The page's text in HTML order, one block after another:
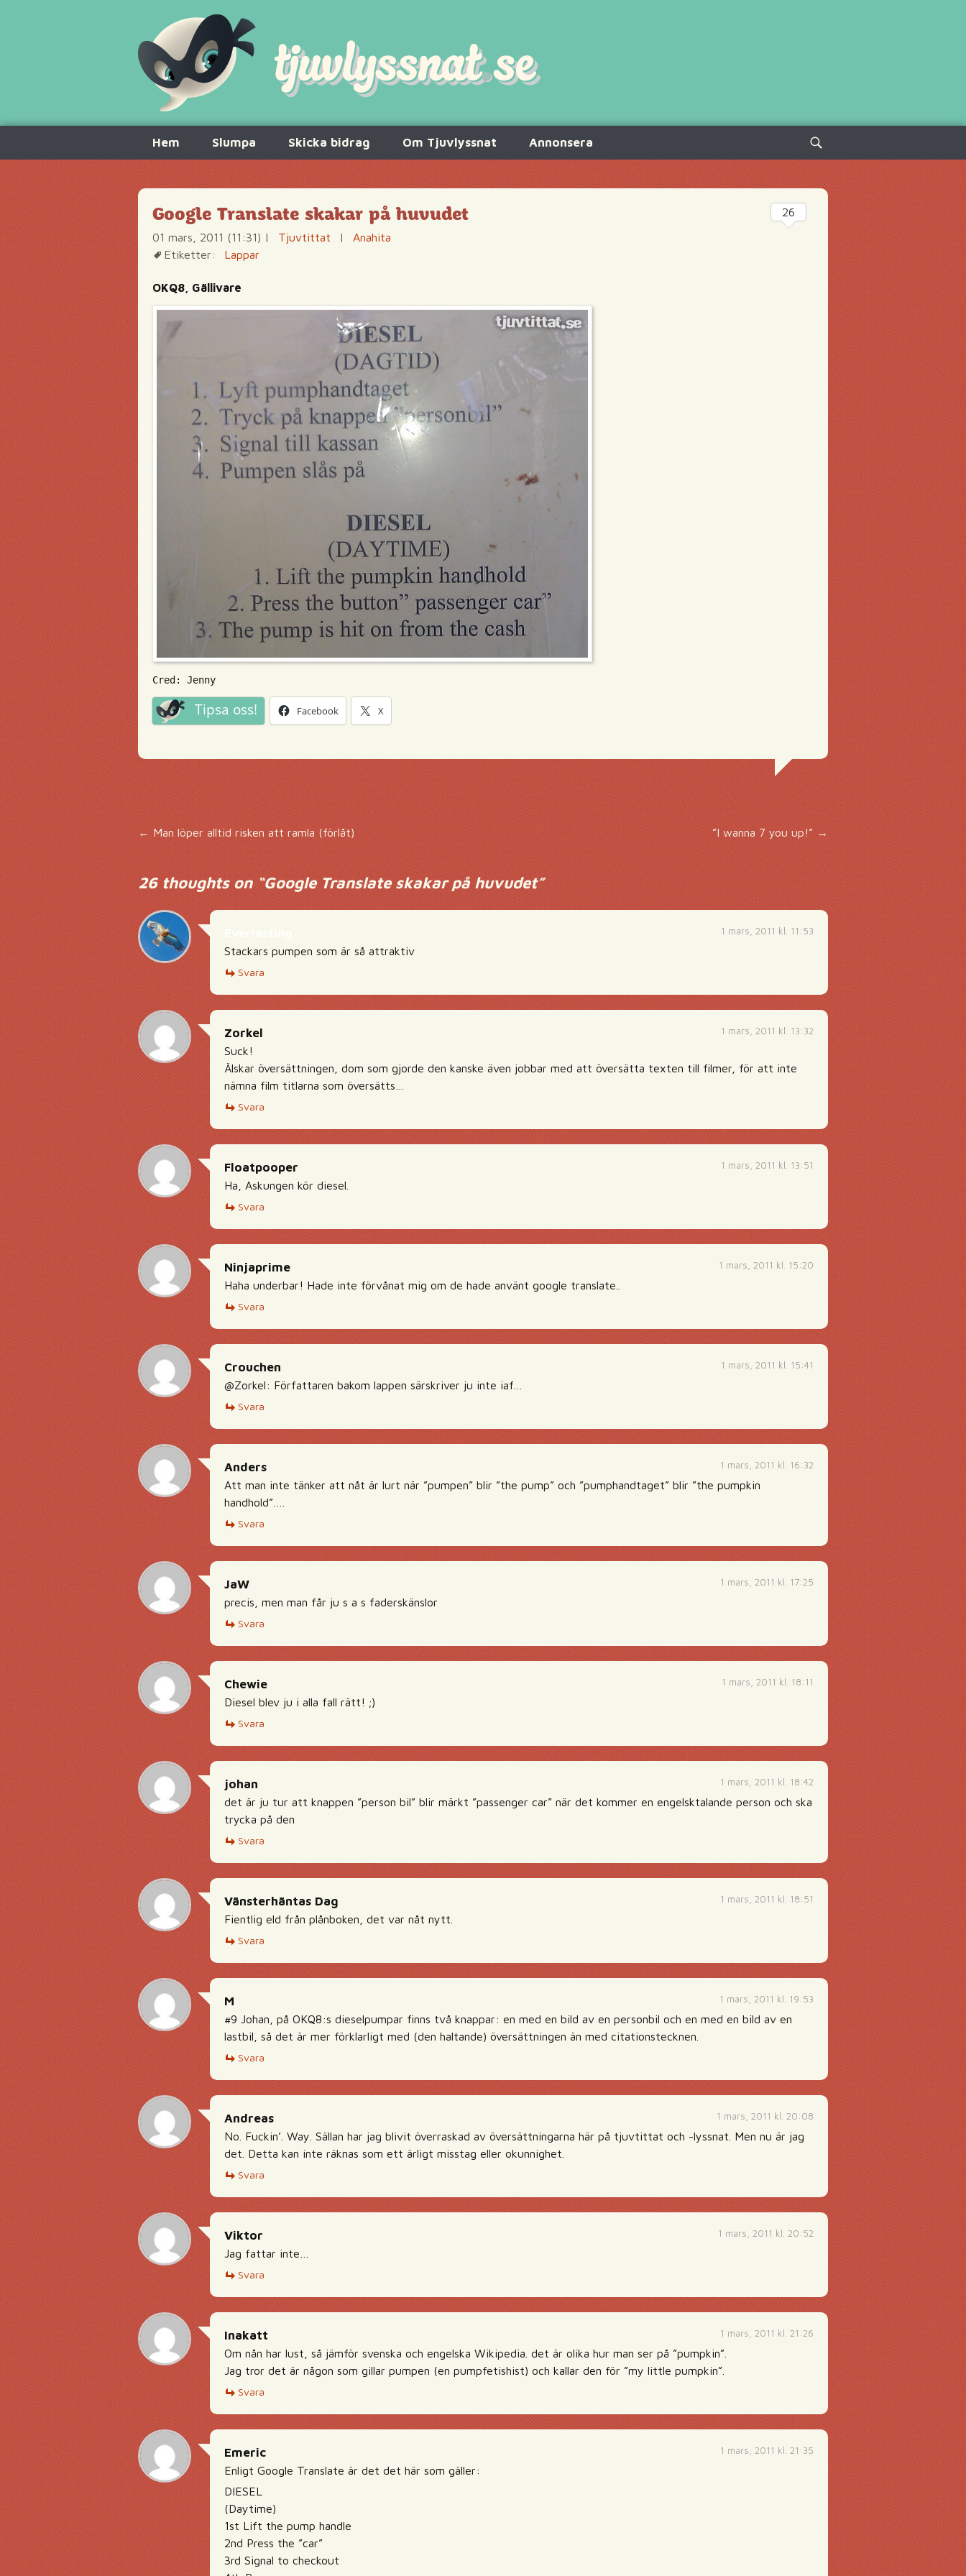
innehåll
Hem Slumpa Skicka bidrag Om Tjuvlyssnat Annonsera
Sök
efter:
Google Translate skakar på huvudet
01 mars, 2011 (11:31) | Tjuvtittat |
Anahita
Etiketter:
Lappar
OKQ8, Gällivare
Cred: Jenny
Tipsa oss! Facebook X
26
Inläggsnavigering
←Man löper alltid risken att ramla (förlåt) ”I wanna 7 you up!” →
26 thoughts on “Google Translate skakar på huvudet”
1 mars, 2011 kl. 11:53
Stackars pumpen som är så attraktiv
Svara
1 mars, 2011 kl. 13:32
Zorkel
Suck!
Älskar översättningen, dom som gjorde den kanske även jobbar med att översätta texten till filmer, för att inte
nämna film titlarna som översätts…
Svara
1 mars, 2011 kl. 13:51
Floatpooper
Ha, Askungen kör diesel.
Svara
1 mars, 2011 kl. 15:20
Ninjaprime
Haha underbar! Hade inte förvånat mig om de hade använt google translate..
Svara
1 mars, 2011 kl. 15:41
Crouchen
@Zorkel: Författaren bakom lappen särskriver ju inte iaf…
Svara
1 mars, 2011 kl. 16:32
Anders
Att man inte tänker att nåt är lurt när ”pumpen” blir ”the pump” och ”pumphandtaget” blir ”the pumpkin
handhold”….
Svara
1 mars, 2011 kl. 17:25
JaW
precis, men man får ju s a s faderskänslor
Svara
1 mars, 2011 kl. 18:11
Chewie
Diesel blev ju i alla fall rätt! ;)
Svara
1 mars, 2011 kl. 18:42
johan
det är ju tur att knappen ”person bil” blir märkt ”passenger car” när det kommer en engelsktalande person och ska
trycka på den
Svara
1 mars, 2011 kl. 18:51
Vänsterhäntas Dag
Fientlig eld från plånboken, det var nåt nytt.
Svara
1 mars, 2011 kl. 19:53
M
#9 Johan, på OKQ8:s dieselpumpar finns två knappar: en med en bild av en personbil och en med en bild av en
lastbil, så det är mer förklarligt med (den haltande) översättningen än med citationstecknen.
Svara
1 mars, 2011 kl. 20:08
Andreas
No. Fuckin’. Way. Sällan har jag blivit överraskad av översättningarna här på tjuvtittat och -lyssnat. Men nu är jag
det. Detta kan inte räknas som ett ärligt misstag eller okunnighet.
Svara
1 mars, 2011 kl. 20:52
Viktor
Jag fattar inte…
Svara
1 mars, 2011 kl. 21:26
Inakatt
Om nån har lust, så jämför svenska och engelska Wikipedia. det är olika hur man ser på ”pumpkin”.
Jag tror det är någon som gillar pumpen (en pumpfetishist) och kallar den för ”my little pumpkin”.
Svara
1 mars, 2011 kl. 21:35
Emeric
Enligt Google Translate är det det här som gäller:
DIESEL
(Daytime)
1st Lift the pump handle
2nd Press the ”car”
3rd Signal to checkout